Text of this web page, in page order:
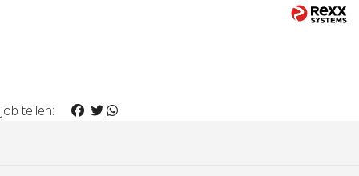
Job teilen: